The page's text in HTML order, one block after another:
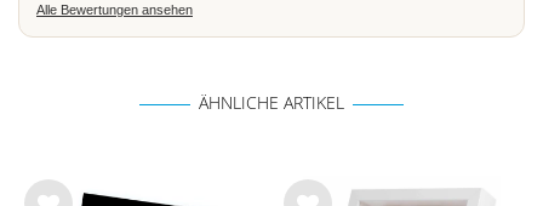
Alle Bewertungen ansehen
ÄHNLICHE ARTIKEL